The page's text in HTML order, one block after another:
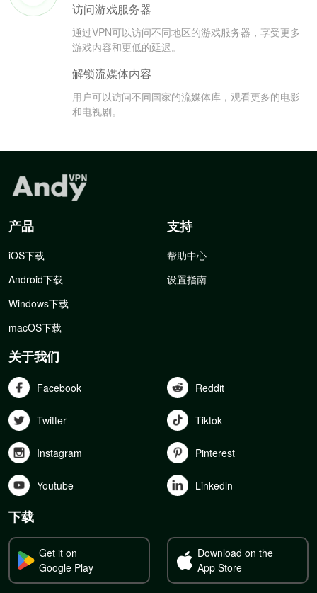
访问游戏服务器
通过VPN可以访问不同地区的游戏服务器，享受更多
游戏内容和更低的延迟。
解锁流媒体内容
用户可以访问不同国家的流媒体库，观看更多的电影
和电视剧。
产品
iOS下载
Android下载
Windows下载
macOS下载
支持
帮助中心
设置指南
关于我们
Facebook Reddit
Twitter Tiktok
Instagram Pinterest
Youtube Linkedln
下载
Get it on
Google Play
Download on the
App Store